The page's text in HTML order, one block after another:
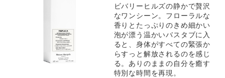
ビバリーヒルズの静かで贅沢
なワンシーン。フローラルな
香りとたっぷりのきめ細かい
泡が漂う温かいバスタブに入
ると、身体がすべての緊張か
らすっと解放されるのを感じ
る。ありのままの自分を癒す
特別な時間を再現。